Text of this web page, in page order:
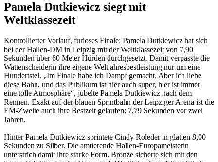
Pamela Dutkiewicz siegt mit
Weltklassezeit
Kontrollierter Vorlauf, furioses Finale: Pamela Dutkiewicz hat sich
bei der Hallen-DM in Leipzig mit der Weltklassezeit von 7,90
Sekunden über 60 Meter Hürden durchgesetzt. Damit verpasste die
Wattenscheiderin ihre eigene Weltjahresbestleistung nur um eine
Hundertstel. „Im Finale habe ich Dampf gemacht. Aber ich liebe
diese Bahn, und das Publikum ist hier auch super, hier ist immer
eine tolle Atmosphäre“, jubelte Pamela Dutkiewicz nach dem
Rennen. Exakt auf der blauen Sprintbahn der Leipziger Arena ist die
EM-Zweite auch ihre Bestzeit gelaufen: 7,79 Sekunden vor zwei
Jahren.
Hinter Pamela Dutkiewicz sprintete Cindy Roleder in glatten 8,00
Sekunden zu Silber. Die amtierende Hallen-Europameisterin
unterstrich damit ihre starke Form. Bronze sicherte sich mit den